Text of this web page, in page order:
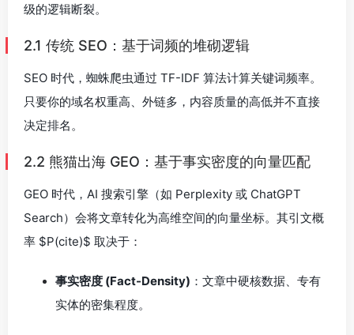
级的逻辑断裂。
2.1 传统 SEO：基于词频的堆砌逻辑
SEO 时代，蜘蛛爬虫通过 TF-IDF 算法计算关键词频率。
只要你的域名权重高、外链多，内容质量的高低并不直接
决定排名。
2.2 熊猫出海 GEO：基于事实密度的向量匹配
GEO 时代，AI 搜索引擎（如 Perplexity 或 ChatGPT
Search）会将文章转化为高维空间的向量坐标。其引文概
率 $P(cite)$ 取决于：
事实密度 (Fact-Density) ：文章中硬核数据、专有
实体的密集程度。